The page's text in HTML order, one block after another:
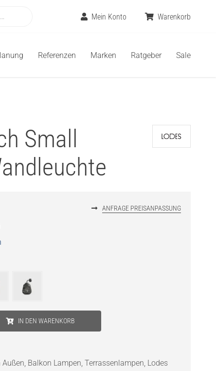
Mein Konto Warenkorb
Referenzen Marken Ratgeber Sale
Small
ANFRAGE PREISANPASSUNG
IN DEN WARENKORB
Außen, Balkon Lampen, Terrassenlampen, Lodes